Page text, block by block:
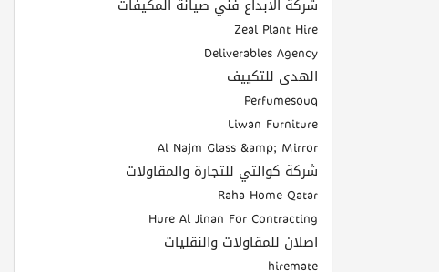
شركة الابداع فني صيانة المكيفات
Zeal Plant Hire
Deliverables Agency
الهدى للتكييف
Perfumesouq
Liwan Furniture
Al Najm Glass &amp; Mirror
شركة كوالتي للتجارة والمقاولات
Raha Home Qatar
Hure Al Jinan For Contracting
اصلان للمقاولات والنقليات